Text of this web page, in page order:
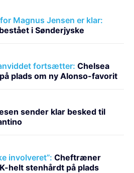
Magnus Jensen er klar:
i Sønderjyske
fortsætter: Chelsea
plads om ny Alonso-favorit
sender klar besked til
involveret”: Cheftræner
helt stenhårdt på plads